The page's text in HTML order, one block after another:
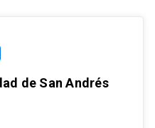
de San Andrés